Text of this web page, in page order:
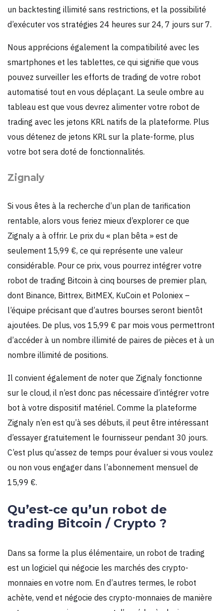
un backtesting illimité sans restrictions, et la possibilité
d’exécuter vos stratégies 24 heures sur 24, 7 jours sur 7.
Nous apprécions également la compatibilité avec les
smartphones et les tablettes, ce qui signifie que vous
pouvez surveiller les efforts de trading de votre robot
automatisé tout en vous déplaçant. La seule ombre au
tableau est que vous devrez alimenter votre robot de
trading avec les jetons KRL natifs de la plateforme. Plus
vous détenez de jetons KRL sur la plate-forme, plus
votre bot sera doté de fonctionnalités.
Zignaly
Si vous êtes à la recherche d’un plan de tarification
rentable, alors vous feriez mieux d’explorer ce que
Zignaly a à offrir. Le prix du « plan bêta » est de
seulement 15,99 €, ce qui représente une valeur
considérable. Pour ce prix, vous pourrez intégrer votre
robot de trading Bitcoin à cinq bourses de premier plan,
dont Binance, Bittrex, BitMEX, KuCoin et Poloniex –
l’équipe précisant que d’autres bourses seront bientôt
ajoutées. De plus, vos 15,99 € par mois vous permettront
d’accéder à un nombre illimité de paires de pièces et à un
nombre illimité de positions.
Il convient également de noter que Zignaly fonctionne
sur le cloud, il n’est donc pas nécessaire d’intégrer votre
bot à votre dispositif matériel. Comme la plateforme
Zignaly n’en est qu’à ses débuts, il peut être intéressant
d’essayer gratuitement le fournisseur pendant 30 jours.
C’est plus qu’assez de temps pour évaluer si vous voulez
ou non vous engager dans l’abonnement mensuel de
15,99 €.
Qu’est-ce qu’un robot de
trading Bitcoin / Crypto ?
Dans sa forme la plus élémentaire, un robot de trading
est un logiciel qui négocie les marchés des crypto-
monnaies en votre nom. En d’autres termes, le robot
achète, vend et négocie des crypto-monnaies de manière